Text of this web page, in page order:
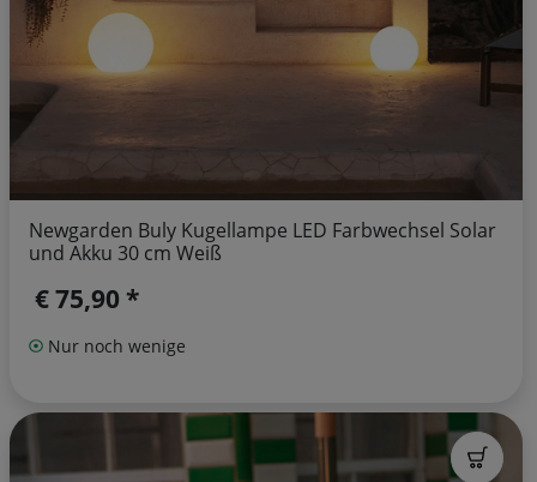
Newgarden Buly Kugellampe LED Farbwechsel Solar
und Akku 30 cm Weiß
€ 75,90 *
Nur noch wenige